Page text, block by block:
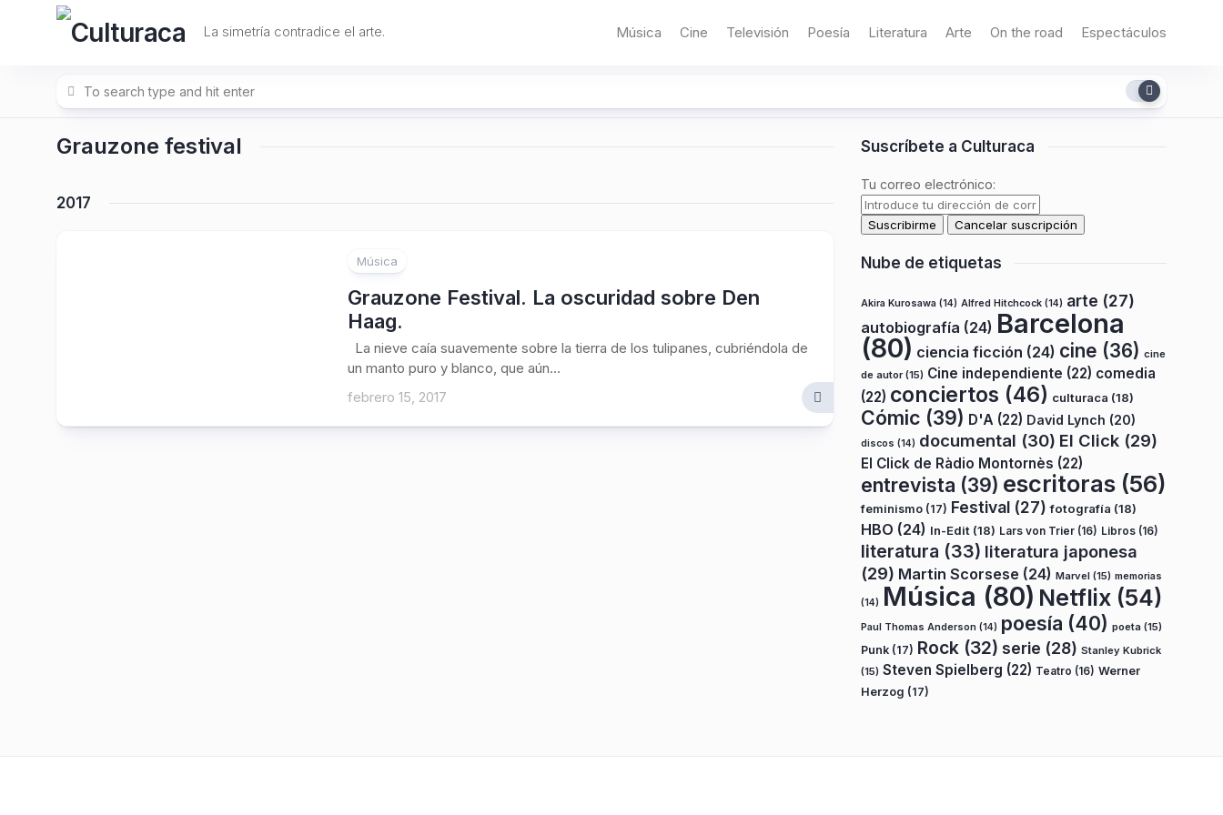
La simetría contradice el arte. Música Cine Televisión Poesía Literatura Arte On the road Espectáculos
Grauzone festival
2017
Música
Grauzone Festival. La oscuridad sobre Den
Haag.
La nieve caía suavemente sobre la tierra de los tulipanes, cubriéndola de
un manto puro y blanco, que aún...
febrero 15, 2017
Suscríbete a Culturaca
Tu correo electrónico:
Nube de etiquetas
Akira Kurosawa (14) Alfred Hitchcock (14) arte (27)
autobiografía (24) Barcelona
(80) ciencia ficción (24) cine (36) cine
de autor(15) Cine independiente (22) comedia
(22) conciertos (46) culturaca (18)
Cómic (39) D'A (22) David Lynch (20)
discos (14) documental (30) El Click (29)
El Click de Ràdio Montornès (22)
entrevista (39) escritoras (56)
feminismo (17) Festival (27) fotografía (18)
HBO (24) In-Edit (18) Lars von Trier (16) Libros (16)
literatura (33) literatura japonesa
(29) Martin Scorsese (24) Marvel (15) memorias
(14) Música (80) Netflix (54)
Paul Thomas Anderson (14) poesía (40) poeta (15)
Punk (17) Rock (32) serie (28) Stanley Kubrick
(15) Steven Spielberg (22) Teatro (16) Werner
Herzog (17)